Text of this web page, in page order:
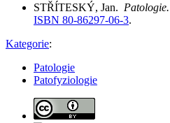
STŘÍTESKÝ, Jan. Patologie.
ISBN 80-86297-06-3.
Kategorie:
Patologie
Patofyziologie